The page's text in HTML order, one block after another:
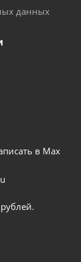
данных
в Мах